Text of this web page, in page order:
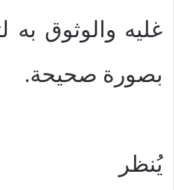
غليه والوثوق به
بصورة صحيحة.
يُنظر